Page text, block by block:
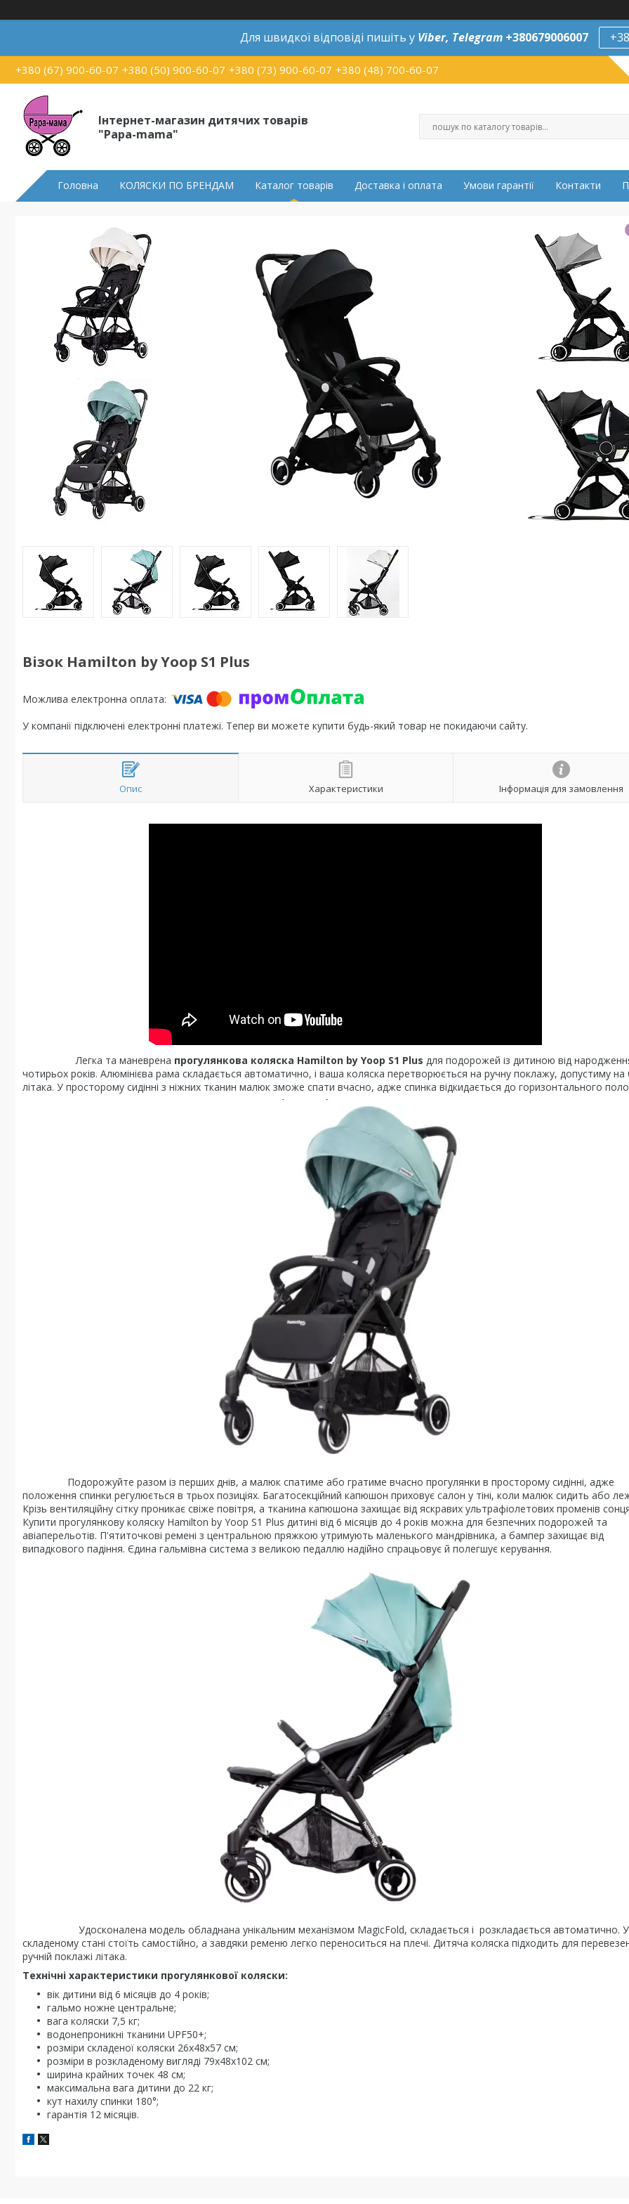
Для швидкої відповіді пишіть у Viber, Telegram +380679006007
+380 (67) 900-60-07 +380 (50) 900-60-07 +380 (73) 900-60-07 +380 (48) 700-60-07
Інтернет-магазин дитячих товарів
"Papa-mama"
Головна КОЛЯСКИ ПО БРЕНДАМ Каталог товарів Доставка і оплата Умови гарантії Контакти
Візок Hamilton by Yoop S1 Plus
У компанії підключені електронні платежі. Тепер ви можете купити будь-який товар не покидаючи сайту.
Опис Характеристики Інформація для замовлення
Легка та маневрена прогулянкова коляска Hamilton by Yoop S1 Plus для подорожей із дитиною від
чотирьох років. Алюмінієва рама складається автоматично, і ваша коляска перетворюється на ручну поклажу, допустиму на
літака. У просторому сидінні з ніжних тканин малюк зможе спати вчасно, адже спинка відкидається до горизонтального
Подорожуйте разом із перших днів, а малюк спатиме або гратиме вчасно прогулянки в просторому сидінні, адже
положення спинки регулюється в трьох позиціях. Багатосекційний капюшон приховує салон у тіні, коли малюк сидить або
Крізь вентиляційну сітку проникає свіже повітря, а тканина капюшона захищає від яскравих ультрафіолетових променів
Купити прогулянкову коляску Hamilton by Yoop S1 Plus дитині від 6 місяців до 4 років можна для безпечних подорожей та
авіаперельотів. П'ятиточкові ремені з центральною пряжкою утримують маленького мандрівника, а бампер захищає від
випадкового падіння. Єдина гальмівна система з великою педаллю надійно спрацьовує й полегшує керування.
Удосконалена модель обладнана унікальним механізмом MagicFold, складається і розкладається автоматично. У
складеному стані стоїть самостійно, а завдяки ременю легко переноситься на плечі. Дитяча коляска підходить для
ручній поклажі літака.
Технічні характеристики прогулянкової коляски:
вік дитини від 6 місяців до 4 років;
гальмо ножне центральне;
вага коляски 7,5 кг;
водонепроникні тканини UPF50+;
розміри складеної коляски 26х48х57 см;
розміри в розкладеному вигляді 79х48х102 см;
ширина крайних точек 48 см;
максимальна вага дитини до 22 кг;
кут нахилу спинки 180°;
гарантія 12 місяців.